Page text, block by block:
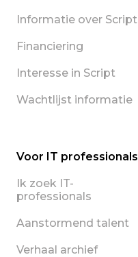
Informatie over Script
Financiering
Interesse in Script
Wachtlijst informatie
Voor IT professionals
Ik zoek IT-
professionals
Aanstormend talent
Verhaal archief